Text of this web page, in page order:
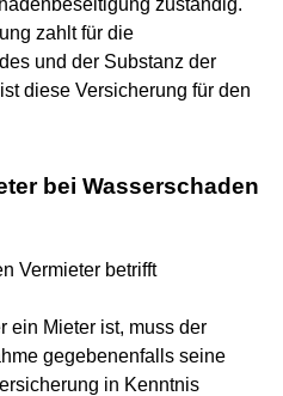
zahlt für die
und der Substanz der
diese Versicherung für den
bei Wasserschaden
Vermieter betrifft
ein Mieter ist, muss der
gegebenenfalls seine
in Kenntnis